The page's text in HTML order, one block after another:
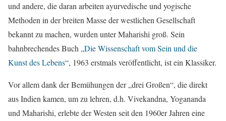
und andere, die daran arbeiten ayurvedische und yogische
Methoden in der breiten Masse der westlichen Gesellschaft
bekannt zu machen, wurden unter Maharishi groß. Sein
bahnbrechendes Buch „Die Wissenschaft vom Sein und die
Kunst des Lebens“, 1963 erstmals veröffentlicht, ist ein Klassiker.
Vor allem dank der Bemühungen der „drei Großen“, die direkt
aus Indien kamen, um zu lehren, d.h. Vivekandna, Yogananda
und Maharishi, erlebte der Westen seit den 1960er Jahren eine